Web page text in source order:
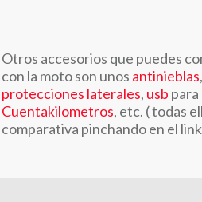
Otros accesorios que puedes
con la moto son unos antinieblas,
protecciones laterales, usb para
Cuentakilometros, etc. ( todas
comparativa pinchando en el